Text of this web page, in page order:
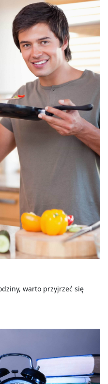
warto przyjrzeć się